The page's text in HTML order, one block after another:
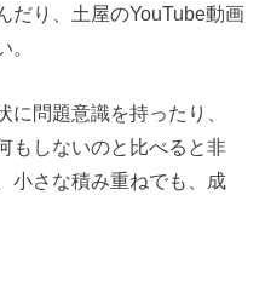
だり、土屋のYouTube動画
。
問題意識を持ったり、
もしないのと比べると非
小さな積み重ねでも、成